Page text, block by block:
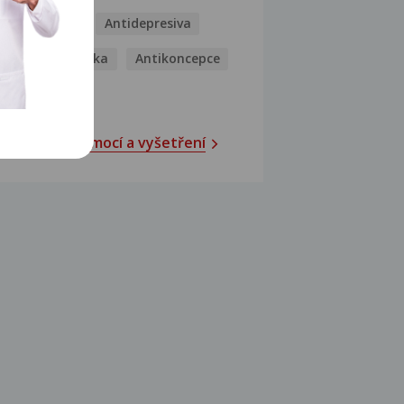
Antibiotika Antidepresiva
Antihistaminika Antikoncepce
Katalog nemocí a vyšetření